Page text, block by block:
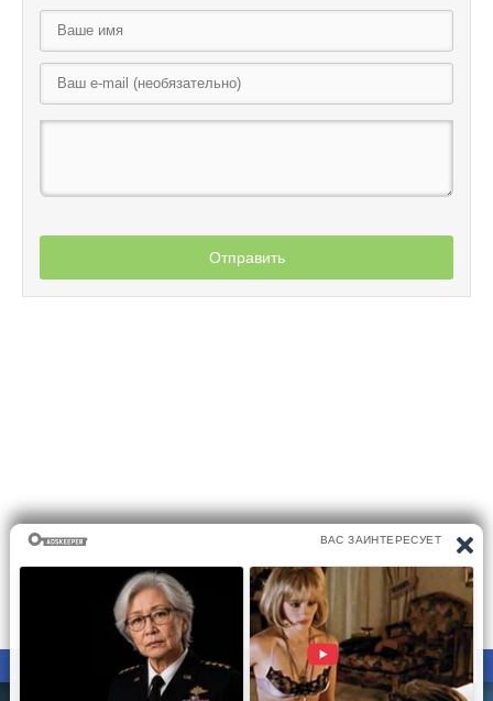
Отправить
ПРАВООБЛАДАТЕЛЯМ ПОЛИТИКА КОНФИДЕНЦИАЛЬНОСТИ